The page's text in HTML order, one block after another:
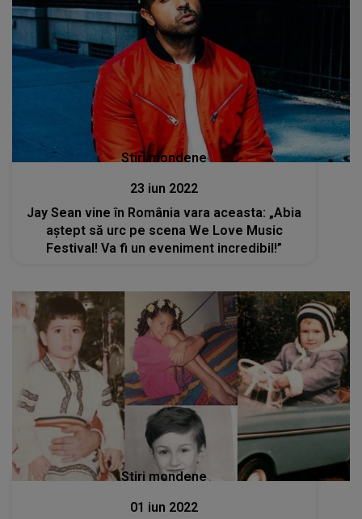
Stiri mondene
23 iun 2022
Jay Sean vine în România vara aceasta: „Abia
aștept să urc pe scena We Love Music
Festival! Va fi un eveniment incredibil!”
Stiri mondene
01 iun 2022